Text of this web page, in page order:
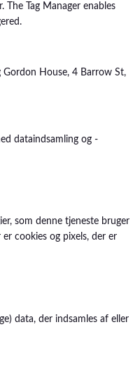
The Tag Manager enables
Gordon House, 4 Barrow St,
dataindsamling og -
som denne tjeneste bruger
cookies og pixels, der er
data, der indsamles af eller